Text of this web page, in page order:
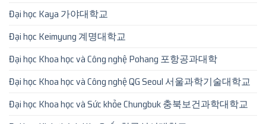
Đại học Kaya 가야대학교
Đại học Keimyung 계명대학교
Đại học Khoa học và Công nghệ Pohang 포항공과대학
Đại học Khoa học và Công nghệ QG Seoul 서울과학기술대학교
Đại học Khoa học và Sức khỏe Chungbuk 충북보건과학대학교